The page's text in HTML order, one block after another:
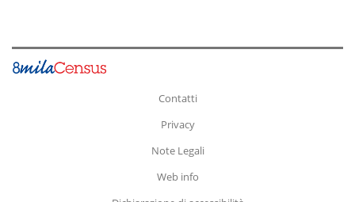
Contatti
Privacy
Note Legali
Web info